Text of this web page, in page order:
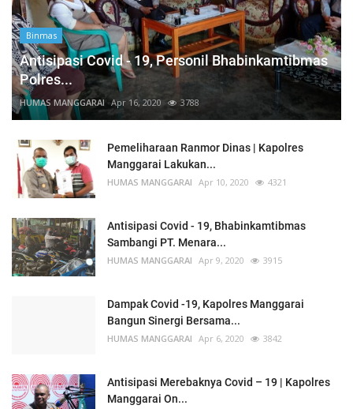
Binmas
Antisipasi Covid - 19, Personil Bhabinkamtibmas
Polres...
HUMAS MANGGARAI Apr 16, 2020 3788
Pemeliharaan Ranmor Dinas | Kapolres
Manggarai Lakukan...
HUMAS MANGGARAI Apr 10, 2020 4321
Antisipasi Covid - 19, Bhabinkamtibmas
Sambangi PT. Menara...
HUMAS MANGGARAI Apr 9, 2020 3915
Dampak Covid -19, Kapolres Manggarai
Bangun Sinergi Bersama...
HUMAS MANGGARAI Apr 6, 2020 3842
Antisipasi Merebaknya Covid – 19 | Kapolres
Manggarai On...